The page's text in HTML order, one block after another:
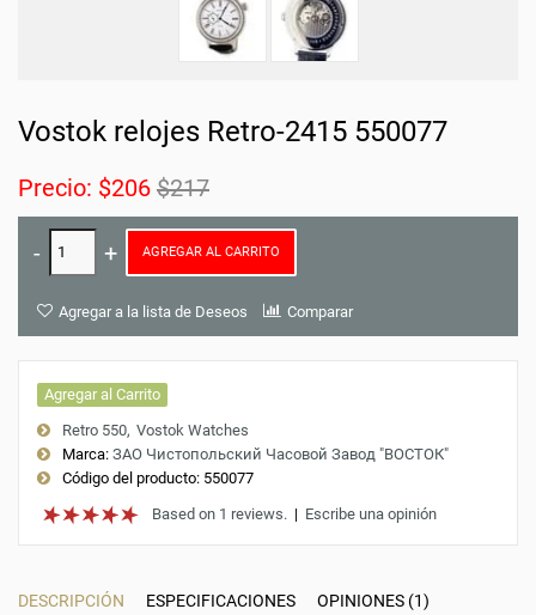
Vostok relojes Retro-2415 550077
Precio: $206 $217
AGREGAR AL CARRITO
Agregar a la lista de Deseos Comparar
Agregar al Carrito
Retro 550 Vostok Watches
Marca: ЗАО Чистопольский Часовой Завод "ВОСТОК"
Código del producto: 550077
Based on 1 reviews. | Escribe una opinión
DESCRIPCIÓN ESPECIFICACIONES OPINIONES (1)